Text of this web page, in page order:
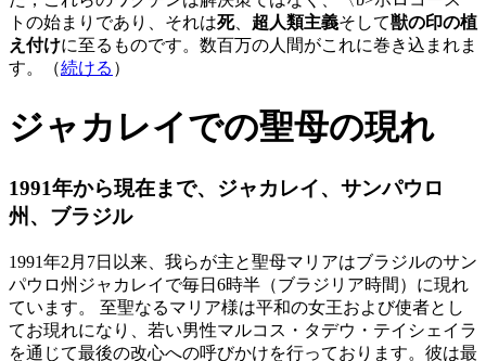
トの始まりであり、それは死、 超人類主義そして獣の印の植
え付けに至るものです。数百万の人間がこれに巻き込まれま
す。（続ける ）
ジャカレイでの聖母の現れ
1991年から現在まで、ジャカレイ、サンパウロ
州、ブラジル
1991年2月7日以来、我らが主と聖母マリアはブラジルのサン
パウロ州ジャカレイで毎日6時半（ブラジリア時間）に現れ
ています。 至聖なるマリア様は平和の女王および使者とし
てお現れになり、若い男性マルコス・タデウ・テイシェイラ
を通じて最後の改心への呼びかけを行っております。彼は最